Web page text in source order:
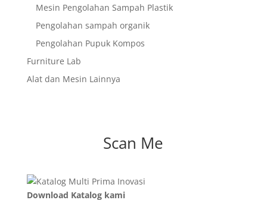
Mesin Pengolahan Sampah Plastik
Pengolahan sampah organik
Pengolahan Pupuk Kompos
Furniture Lab
Alat dan Mesin Lainnya
Scan Me
Download Katalog kami